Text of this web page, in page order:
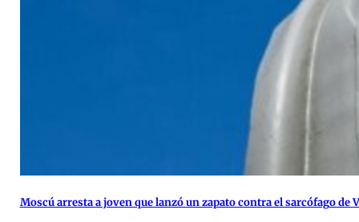
Moscú arresta a joven que lanzó un zapato contra el sarcófago de